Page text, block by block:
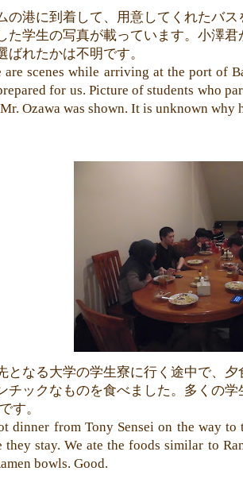
の港に到着して、用意してくれたバ
た学生の写真が載っています。小澤
ばれたかは不明です。
are scenes while arriving at the port of
for us. Picture of students who
Ozawa was shown. It is unknown why
となる大学の学生寮に行く途中で、
チックなものを食べました。多くの
です。
dinner from Tony Sensei on the way
they stay. We ate the foods similar to
bowls. Good.